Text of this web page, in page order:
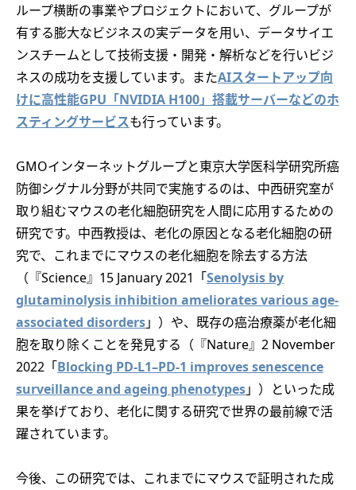
ループ横断の事業やプロジェクトにおいて、グループが
有する膨大なビジネスの実データを用い、データサイエ
ンスチームとして技術支援・開発・解析などを行いビジ
ネスの成功を支援しています。またAIスタートアップ向
けに高性能GPU「NVIDIA H100」搭載サーバーなどのホ
スティングサービスも行っています。
GMOインターネットグループと東京大学医科学研究所癌
防御シグナル分野が共同で実施するのは、中西研究室が
取り組むマウスの老化細胞研究を人間に応用するための
研究です。中西教授は、老化の原因となる老化細胞の研
究で、これまでにマウスの老化細胞を除去する方法
（『Science』15 January 2021「Senolysis by
glutaminolysis inhibition ameliorates various age-
associated disorders」）や、既存の癌治療薬が老化細
胞を取り除くことを発見する（『Nature』2 November
2022「Blocking PD-L1–PD-1 improves senescence
surveillance and ageing phenotypes」）といった成
果を挙げており、老化に関する研究で世界の最前線で活
躍されています。
今後、この研究では、これまでにマウスで証明された成